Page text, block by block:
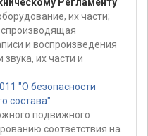
их части;
и воспроизведения
их части и
"О безопасности
состава"
подвижного
соответствия на